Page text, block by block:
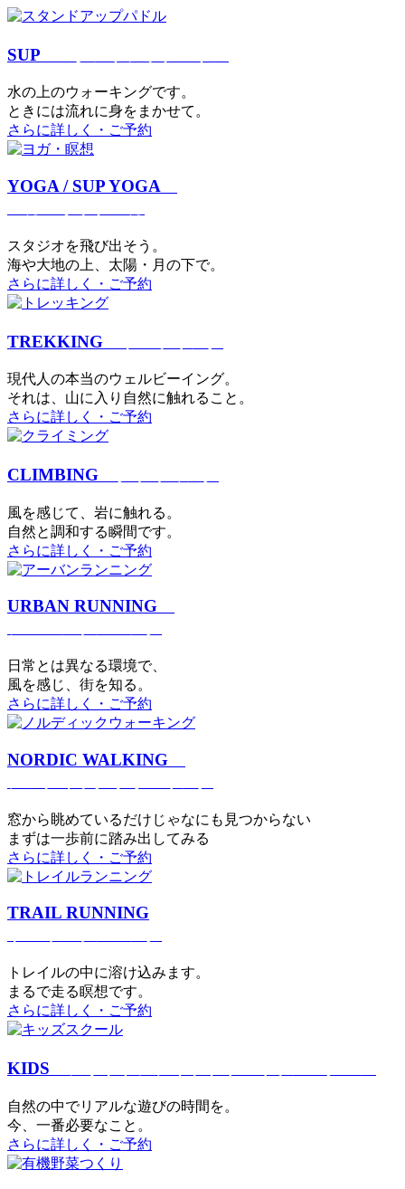
SUP
⽔の上のウォーキングです。
ときには流れに身をまかせて。
さらに詳しく・ご予約
YOGA / SUP YOGA
スタジオを⾶び出そう。
海や大地の上、太陽・⽉の下で。
さらに詳しく・ご予約
TREKKING
現代⼈の本当のウェルビーイング。
それは、⼭に⼊り⾃然に触れること。
さらに詳しく・ご予約
CLIMBING
⾵を感じて、岩に触れる。
⾃然と調和する瞬間です。
さらに詳しく・ご予約
URBAN RUNNING
日常とは異なる環境で、
風を感じ、街を知る。
さらに詳しく・ご予約
NORDIC WALKING
窓から眺めているだけじゃなにも見つからない
まずは一歩前に踏み出してみる
さらに詳しく・ご予約
TRAIL RUNNING
トレイルの中に溶け込みます。
まるで⾛る瞑想です。
さらに詳しく・ご予約
KIDS
⾃然の中でリアルな遊びの時間を。
今、⼀番必要なこと。
さらに詳しく・ご予約